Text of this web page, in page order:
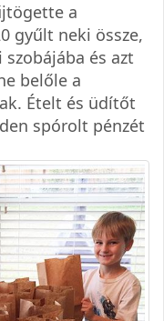
a
gyűlt neki össze,
és azt
belőle a
Ételt és üdítőt
spórolt pénzét